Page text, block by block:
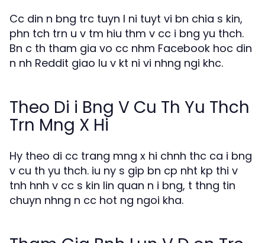
Cc din n bng trc tuyn l ni tuyt vi bn chia s kin,
phn tch trn u v tm hiu thm v cc i bng yu thch.
Bn c th tham gia vo cc nhm Facebook hoc din
n nh Reddit giao lu v kt ni vi nhng ngi khc.
Theo Di i Bng V Cu Th Yu Thch
Trn Mng X Hi
Hy theo di cc trang mng x hi chnh thc ca i bng
v cu th yu thch. iu ny s gip bn cp nht kp thi v
tnh hnh v cc s kin lin quan n i bng, t thng tin
chuyn nhng n cc hot ng ngoi kha.